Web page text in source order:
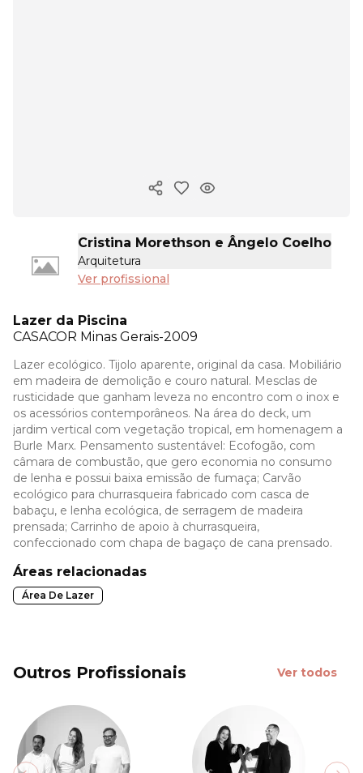
Copiar link
Cristina Morethson e Ângelo Coelho
Arquitetura
Ver profissional
Lazer da Piscina
CASACOR Minas Gerais-2009
Lazer ecológico. Tijolo aparente, original da casa. Mobiliário
em madeira de demolição e couro natural. Mesclas de
rusticidade que ganham leveza no encontro com o inox e
os acessórios contemporâneos. Na área do deck, um
jardim vertical com vegetação tropical, em homenagem a
Burle Marx. Pensamento sustentável: Ecofogão, com
câmara de combustão, que gero economia no consumo
de lenha e possui baixa emissão de fumaça; Carvão
ecológico para churrasqueira fabricado com casca de
babaçu, e lenha ecológica, de serragem de madeira
prensada; Carrinho de apoio à churrasqueira,
confeccionado com chapa de bagaço de cana prensado.
Áreas relacionadas
Área De Lazer
Outros Profissionais Ver todos